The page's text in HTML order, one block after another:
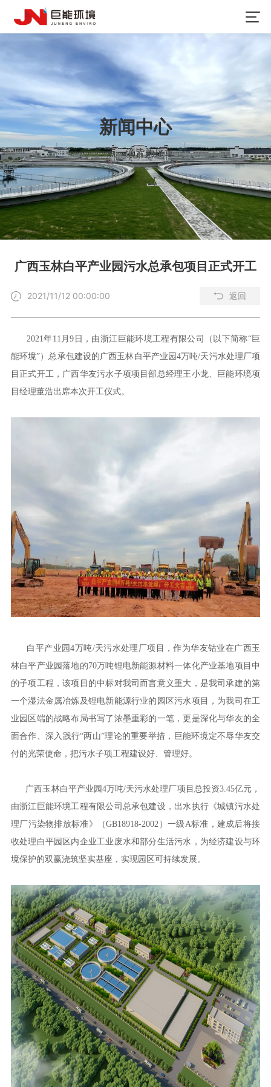
新闻中心
一点一滴皆为序章
广西玉林白平产业园污水总承包项目正式开工
2021/11/12 00:00:00 返回
2021年11月9日，由浙江巨能环境工程有限公司（以下简称“巨
能环境”）总承包建设的广西玉林白平产业园4万吨/天污水处理厂项
目正式开工，广西华友污水子项项目部总经理王小龙、巨能环境项
目经理董浩出席本次开工仪式。
白平产业园4万吨/天污水处理厂项目，作为华友钴业在广西玉
林白平产业园落地的70万吨锂电新能源材料一体化产业基地项目中
的子项工程，该项目的中标对我司而言意义重大，是我司承建的第
一个湿法金属冶炼及锂电新能源行业的园区污水项目，为我司在工
业园区端的战略布局书写了浓墨重彩的一笔，更是深化与华友的全
面合作、深入践行“两山”理论的重要举措，巨能环境定不辱华友交
付的光荣使命，把污水子项工程建设好、管理好。
广西玉林白平产业园4万吨/天污水处理厂项目总投资3.45亿元，
由浙江巨能环境工程有限公司总承包建设，出水执行《城镇污水处
理厂污染物排放标准》（GB18918-2002）一级A标准，建成后将接
收处理白平园区内企业工业废水和部分生活污水，为经济建设与环
境保护的双赢浇筑坚实基座，实现园区可持续发展。